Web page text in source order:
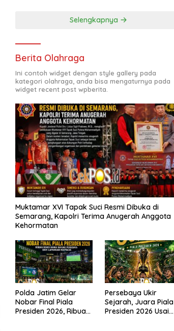
Selengkapnya
Berita Olahraga
Ini contoh widget dengan style gallery pada
kategori olahraga, anda bisa mengaturnya pada
widget recent post wpberita.
Muktamar XVI Tapak Suci Resmi Dibuka di
Semarang, Kapolri Terima Anugerah Anggota
Kehormatan
Polda Jatim Gelar
Nobar Final Piala
Presiden 2026, Ribuan
Persebaya Ukir
Sejarah, Juara Piala
Presiden 2026 Usai